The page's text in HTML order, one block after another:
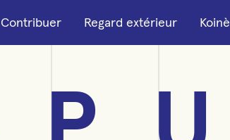
Contribuer Regard extérieur Koinè